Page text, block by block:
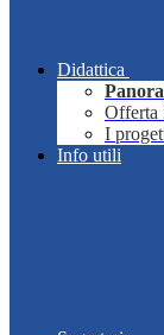
Didattica
Offerta
I
Info utili